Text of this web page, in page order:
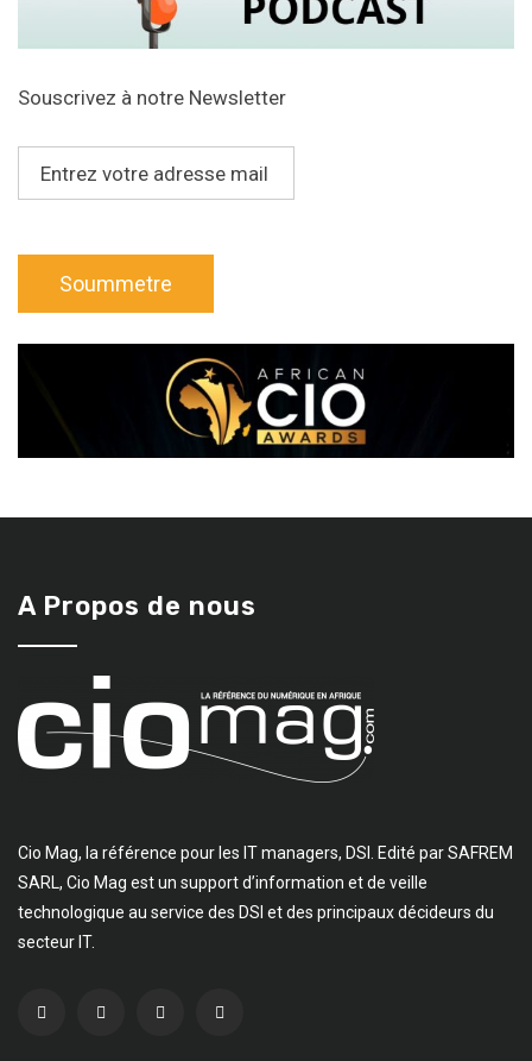
Souscrivez à notre Newsletter
A Propos de nous
Cio Mag, la référence pour les IT managers, DSI. Edité par SAFREM
SARL, Cio Mag est un support d’information et de veille
technologique au service des DSI et des principaux décideurs du
secteur IT.